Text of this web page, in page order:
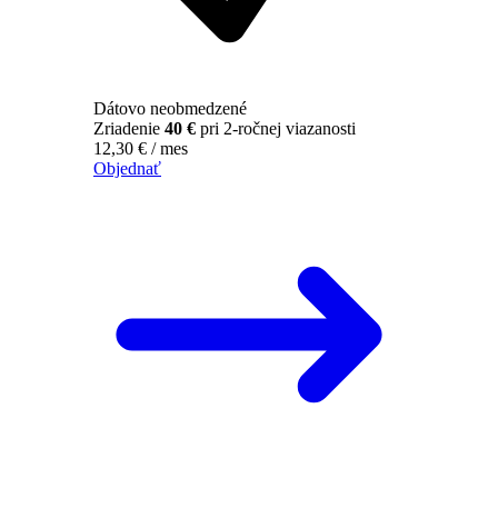
Dátovo neobmedzené
Zriadenie 40 € pri 2-ročnej viazanosti
12,30 € / mes
Objednať